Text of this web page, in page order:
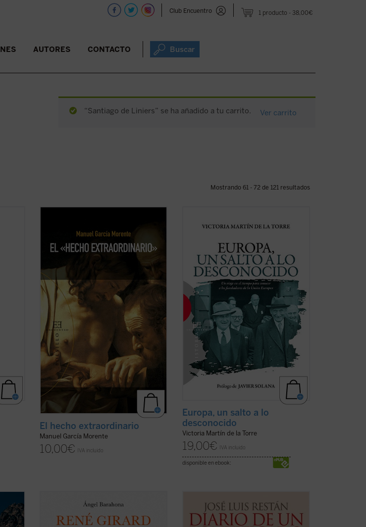
1 producto 38,00€
Club Encuentro
AUTORES CONTACTO Buscar
“Santiago de Liniers” se ha añadido a tu carrito. Ver carrito
Mostrando 61 - 72 de 121 resultados
Las
filósofos españoles más importantes del
siglo XX, relata magistralmente, en una
carta enviada a su amigo el P. José María
extraordinario» de su conversión,
El hecho extraordinario
Manuel García Morente
10,00€ IVA incluido
este relato de no ficción recrea la década
Comunidades Europeas (1948-1957), a
través de algunos de los principales
protagonistas de la construcción
europea ...(ver ficha)
Europa, un salto a lo
desconocido
Victoria Martín de la Torre
19,00€ IVA incluido
disponible en ebook:
de
P.
fértil
¿Por qué un libro sobre René Girard? ¿En
qué consiste su relevancia intelectual?
¿Por qué la teología se siente
La Iglesia, dijo a los seminaristas de
Roma, es el árbol de Dios, y por eso no
hay motivo para que nos dejemos